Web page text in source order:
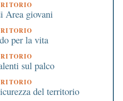
Area giovani
per la vita
sul palco
del territorio